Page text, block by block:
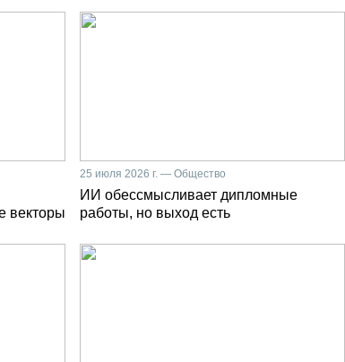
векторы
25 июля 2026 г. — Общество
ИИ обессмысливает дипломные
работы, но выход есть